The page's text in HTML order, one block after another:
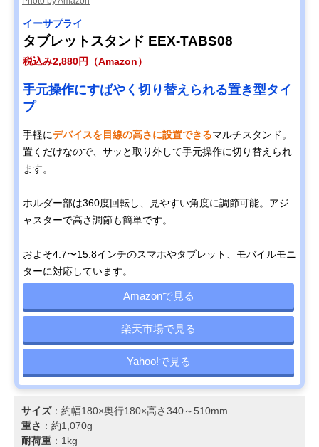
イーサプライ
タブレットスタンド EEX-TABS08
税込み2,880円（Amazon）
手元操作にすばやく切り替えられる置き型タイ
プ
手軽にデバイスを目線の高さに設置できるマルチスタンド。
置くだけなので、サッと取り外して手元操作に切り替えられ
ます。
ホルダー部は360度回転し、見やすい角度に調節可能。アジ
ャスターで高さ調節も簡単です。
およそ4.7〜15.8インチのスマホやタブレット、モバイルモニ
ターに対応しています。
Amazonで見る
楽天市場で見る
Yahoo!で見る
サイズ：約幅180×奥行180×高さ340～510mm
重さ ：約1,070g
耐荷重 ：1kg